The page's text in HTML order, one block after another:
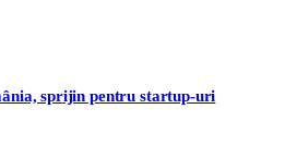
sprijin pentru startup-uri